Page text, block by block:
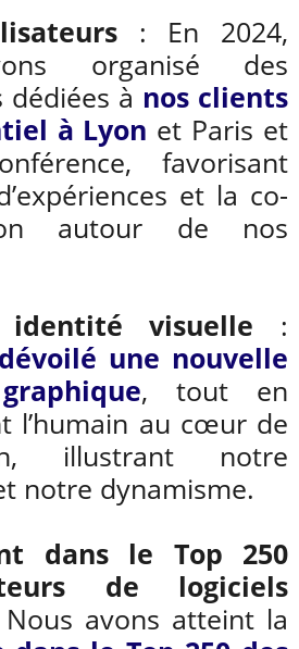
: En 2024,
organisé des
dédiées à nos clients
à Lyon et Paris et
favorisant
et la co-
autour de nos
identité visuelle :
une nouvelle
, tout en
l’humain au cœur de
illustrant notre
notre dynamisme.
dans le Top 250
de logiciels
avons atteint la